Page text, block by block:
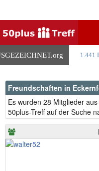
.org 1.441
Freundschaften in
Es wurden 28 Mitglieder
50plus-Treff auf der Suche